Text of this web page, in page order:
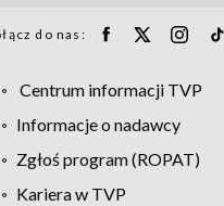
do nas:
Centrum informacji TVP
Informacje o nadawcy
Zgłoś program (ROPAT)
Kariera w TVP